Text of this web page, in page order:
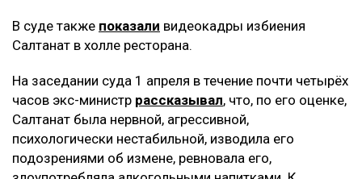
В суде также показали видеокадры избиения
Салтанат в холле ресторана.
На заседании суда 1 апреля в течение почти четырёх
часов экс-министр рассказывал, что, по его оценке,
Салтанат была нервной, агрессивной,
психологически нестабильной, изводила его
подозрениями об измене, ревновала его,